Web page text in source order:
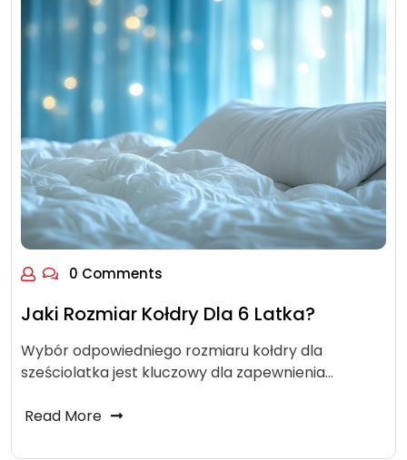
0 Comments
Jaki Rozmiar Kołdry Dla 6 Latka?
Wybór odpowiedniego rozmiaru kołdry dla
sześciolatka jest kluczowy dla zapewnienia…
Read More